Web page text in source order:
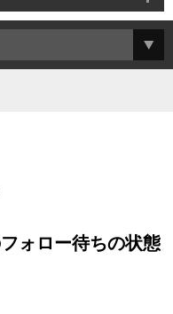
ォロー待ちの状態